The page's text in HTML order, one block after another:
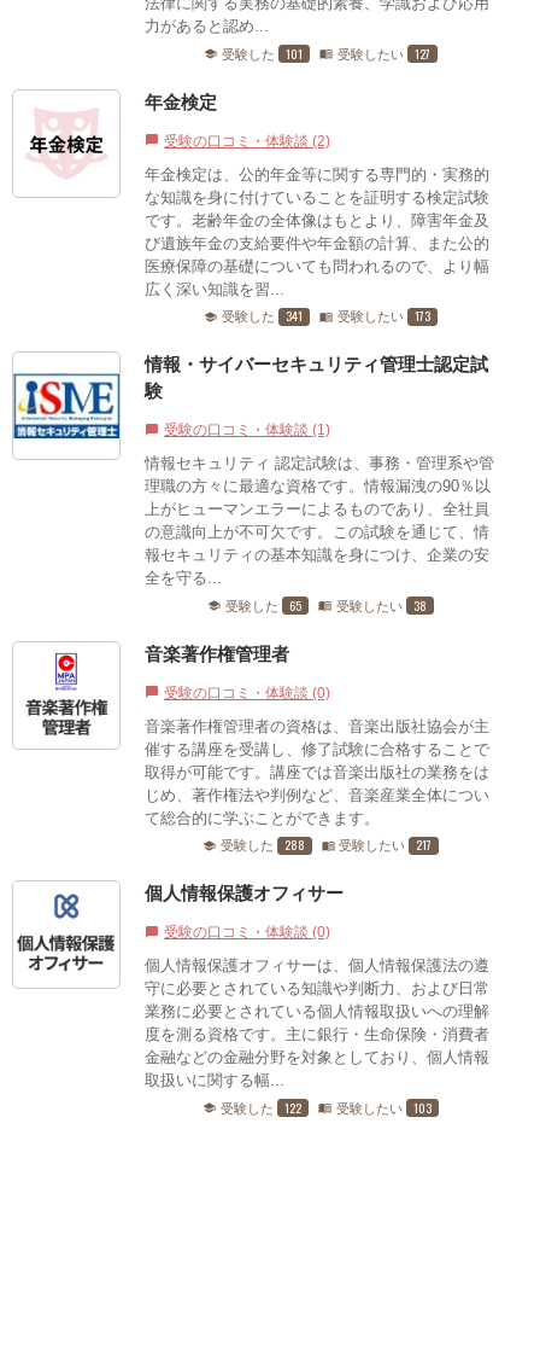
力があると認め...
school 受験した 101 menu_book 受験したい 127
年金検定
chat_bubble 受験の口コミ・体験談 (2)
年金検定は、公的年金等に関する専門的・実務的
な知識を身に付けていることを証明する検定試験
です。老齢年金の全体像はもとより、障害年金及
び遺族年金の支給要件や年金額の計算、また公的
医療保障の基礎についても問われるので、より幅
広く深い知識を習...
school 受験した 341 menu_book 受験したい 173
情報・サイバーセキュリティ管理士認定試
験
chat_bubble 受験の口コミ・体験談 (1)
情報セキュリティ 認定試験は、事務・管理系や管
理職の方々に最適な資格です。​情報漏洩の90％以
上がヒューマンエラーによるものであり、全社員
の意識向上が不可欠です。​この試験を通じて、情
報セキュリティの基本知識を身につけ、企業の安
全を守る...
school 受験した 65 menu_book 受験したい 38
音楽著作権管理者
chat_bubble 受験の口コミ・体験談 (0)
音楽著作権管理者の資格は、音楽出版社協会が主
催する講座を受講し、修了試験に合格することで
取得が可能です。講座では音楽出版社の業務をは
じめ、著作権法や判例など、音楽産業全体につい
て総合的に学ぶことができます。
school 受験した 288 menu_book 受験したい 217
個人情報保護オフィサー
chat_bubble 受験の口コミ・体験談 (0)
個人情報保護オフィサーは、個人情報保護法の遵
守に必要とされている知識や判断力、および日常
業務に必要とされている個人情報取扱いへの理解
度を測る資格です。主に銀行・生命保険・消費者
金融などの金融分野を対象としており、個人情報
取扱いに関する幅...
school 受験した 122 menu_book 受験したい 103